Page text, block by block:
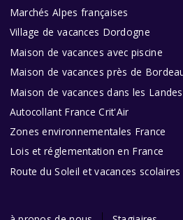
Marchés Alpes françaises
Village de vacances Dordogne
Maison de vacances avec piscine
Maison de vacances près de
Maison de vacances dans les
Autocollant France Crit'Air
Zones environnementales France
Lois et réglementation en France
Route du Soleil et vacances